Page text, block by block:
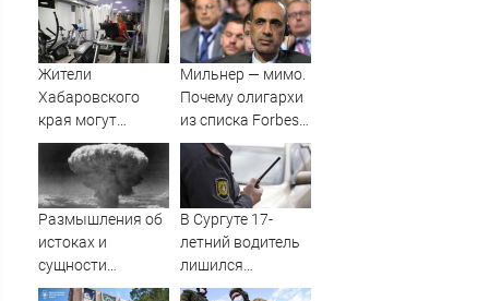
Жители
Хабаровского
края могут
оформить вычет
за расходы на
занятия спортом
Мильнер — мимо.
Почему олигархи
из списка Forbes
сдают паспорта
РФ?
Размышления об
истоках и
сущности
ядерного оружия
В Сургуте 17-
летний водитель
лишился
автомобиля